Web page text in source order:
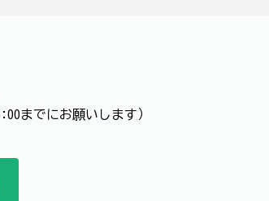
までにお願いします）